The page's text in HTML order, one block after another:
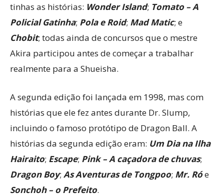
tinhas as histórias: Wonder Island; Tomato – A
Policial Gatinha; Pola e Roid; Mad Matic; e
Chobit; todas ainda de concursos que o mestre
Akira participou antes de começar a trabalhar
realmente para a Shueisha.
A segunda edição foi lançada em 1998, mas com
histórias que ele fez antes durante Dr. Slump,
incluindo o famoso protótipo de Dragon Ball. A
histórias da segunda edição eram: Um Dia na Ilha
Hairaito; Escape; Pink – A caçadora de chuvas;
Dragon Boy; As Aventuras de Tongpoo; Mr. Róe
Sonchoh – o Prefeito.